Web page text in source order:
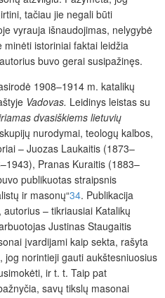
tačiau jie negali būti
vyrauja išnaudojimas, nelygybė
istoriniai faktai leidžia
buvo gerai susipažinęs.
1908–1914 m. katalikų
Vadovas. Leidinys leistas su
dvasiškiems lietuvių
nurodymai, teologų kalbos,
– Juozas Laukaitis (1873–
Pranas Kuraitis (1883–
publikuotas straipsnis
ir masonų“34. Publikacija
, autorius – tikriausiai Katalikų
Justinas Staugaitis
įvardijami kaip sekta, rašyta
norintieji gauti aukštesniuosius
ir t. t. Taip pat
savų tikslų masonai